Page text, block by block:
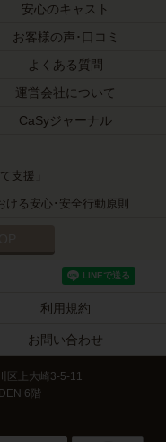
安心のキャスト
お客様の声･口コミ
よくある質問
運営会社について
CaSyジャーナル
支援」
ける安心･安全行動原則
利用規約
お問い合わせ
区上大崎3-5-11
6階